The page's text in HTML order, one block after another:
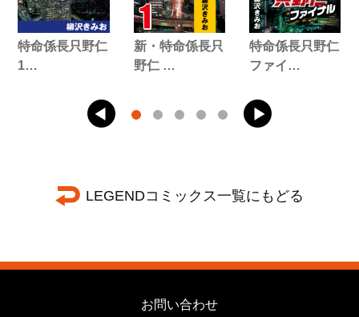
特命係長只野仁
1…
新・特命係長只
野仁 …
特命係長只野仁
ファイ…
LEGENDコミックス一覧にもどる
お問い合わせ